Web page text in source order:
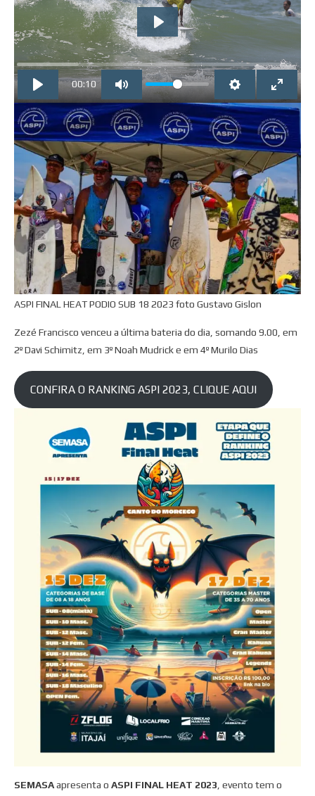
00:10
PLAY
ASPI FINAL HEAT PODIO SUB 18 2023 foto Gustavo Gislon
Zezé Francisco venceu a última bateria do dia, somando 9.00, em
2º Davi Schimitz, em 3º Noah Mudrick e em 4º Murilo Dias
CONFIRA O RANKING ASPI 2023, CLIQUE AQUI
SEMASAapresenta o ASPI FINAL HEAT 2023, evento tem o